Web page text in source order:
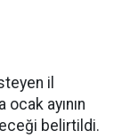
il
ocak ayının
belirtildi.